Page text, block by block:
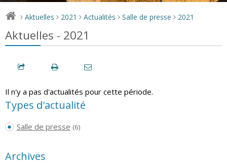
> Aktuelles > 2021 > Actualités > Salle de presse > 2021
Aktuelles - 2021
Il n'y a pas d'actualités pour cette période.
Types d'actualité
Salle de presse (6)
Archives